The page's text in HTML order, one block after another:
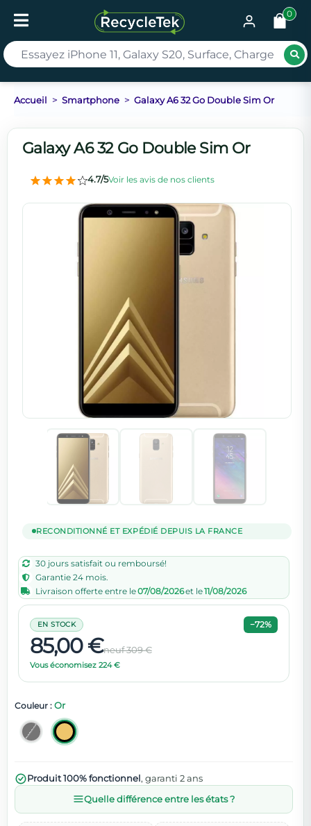
0
Accueil Smartphone Galaxy A6 32 Go Double Sim Or
Galaxy A6 32 Go Double Sim Or
4.7/5Voir les avis de nos clients
RECONDITIONNÉ ET EXPÉDIÉ DEPUIS LA FRANCE
30 jours satisfait ou remboursé!
Garantie 24 mois.
Livraison offerte entre le07/08/2026et le11/08/2026
85,00 €neuf 309 €
Vous économisez 224 €
EN STOCK −72%
Couleur : Or
Produit 100% fonctionnel, garanti 2 ans
Quelle différence entre les états ?